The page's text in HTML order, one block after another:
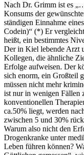
Nach Dr. Grimm ist es
Konsums der
ständigen Einnahme
Codein)“ (*) Er
heißt, ein bestimmtes
Der in Kiel lebende Arzt
Kollegen, die ähnliche
Erfolge aufweisen. Der
sich enorm, ein Großteil
müssen nicht mehr
ist nur in wenigen Fällen
konventionellen
ca.50% liegt, werden
zwischen 5 und 30%
Warum also nicht den
Drogenkranke unter
Leben führen können?